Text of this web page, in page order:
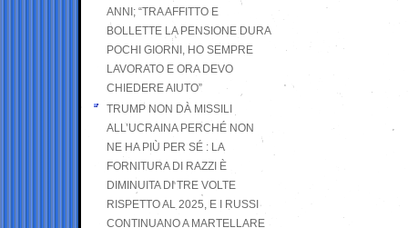
ANNI; “TRA AFFITTO E
BOLLETTE LA PENSIONE DURA
POCHI GIORNI, HO SEMPRE
LAVORATO E ORA DEVO
CHIEDERE AIUTO”
TRUMP NON DÀ MISSILI
ALL’UCRAINA PERCHÉ NON
NE HA PIÙ PER SÉ : LA
FORNITURA DI RAZZI È
DIMINUITA DI TRE VOLTE
RISPETTO AL 2025, E I RUSSI
CONTINUANO A MARTELLARE